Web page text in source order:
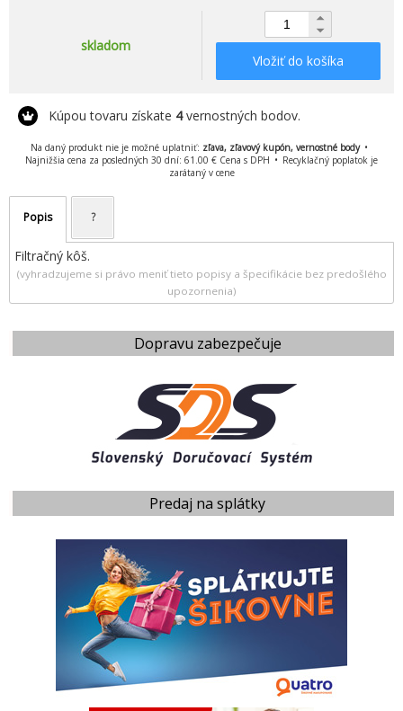
Dopravu zabezpečuje
Predaj na splátky
skladom
Vložiť do košíka
Kúpou tovaru získate 4vernostných bodov.
Na daný produkt nie je možné uplatniť: zľava, zľavový kupón, vernostné body
Najnižšia cena za posledných 30 dní: 61.00 € Cena s DPH
Recyklačný poplatok je
zarátaný v cene
Popis ?
Filtračný kôš.
(vyhradzujeme si právo meniť tieto popisy a špecifikácie bez predošlého
upozornenia)